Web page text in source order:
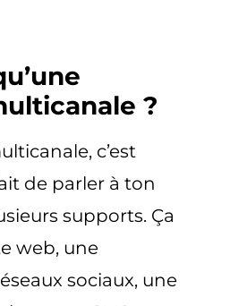
?
, c’est
de parler à ton
supports. Ça
web, une
sociaux, une